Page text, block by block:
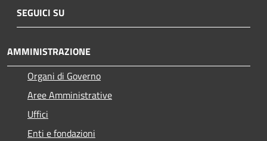
SEGUICI SU
AMMINISTRAZIONE
Organi di Governo
Aree Amministrative
Uffici
Enti e fondazioni